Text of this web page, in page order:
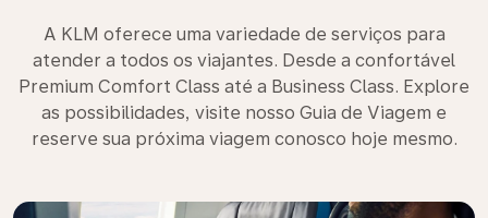
A KLM oferece uma variedade de serviços para
atender a todos os viajantes. Desde a confortável
Premium Comfort Class até a Business Class. Explore
as possibilidades, visite nosso Guia de Viagem e
reserve sua próxima viagem conosco hoje mesmo.